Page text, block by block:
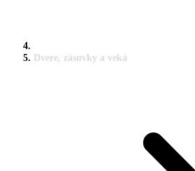
Dvere, zásuvky a veká